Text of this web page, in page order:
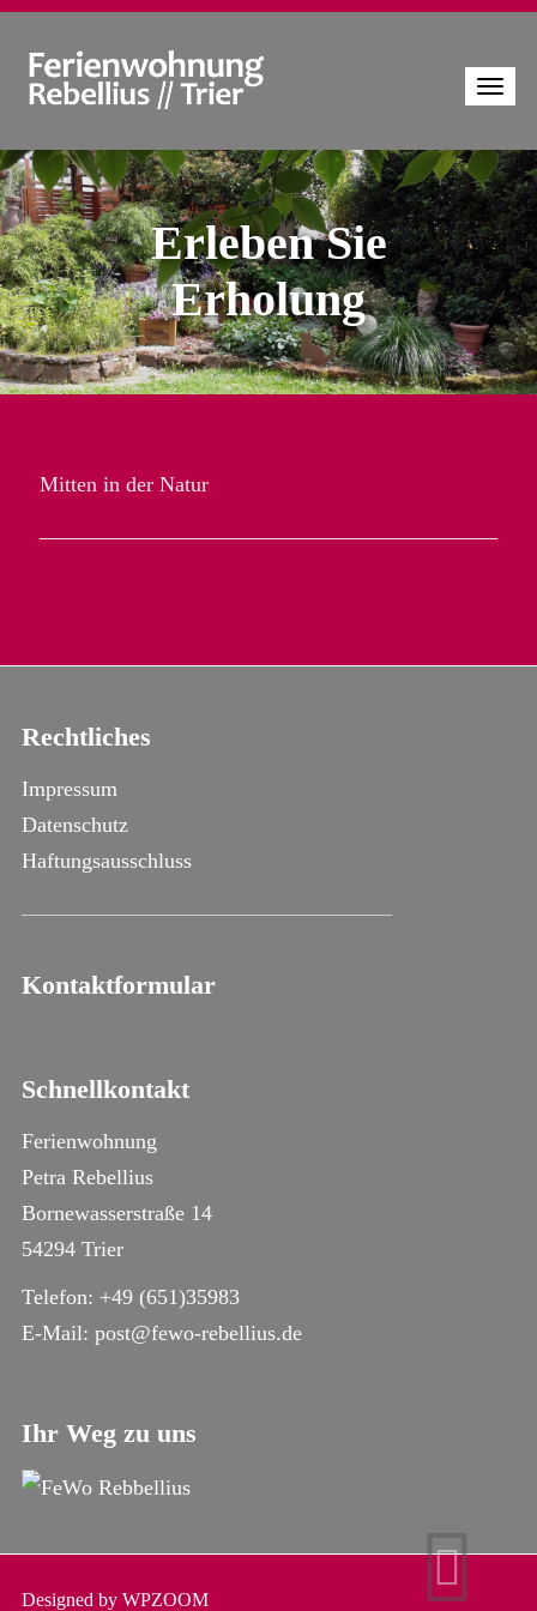
Erleben Sie
Erholung
Mitten in der Natur
Rechtliches
Impressum
Datenschutz
Haftungsausschluss
Kontaktformular
Schnellkontakt
Ferienwohnung
Petra Rebellius
Bornewasserstraße 14
54294 Trier
Telefon: +49 (651)35983
E-Mail: post@fewo-rebellius.de
Ihr Weg zu uns
Designed by WPZOOM